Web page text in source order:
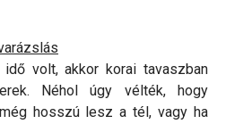
volt, akkor korai tavaszban
Néhol úgy vélték, hogy
hosszú lesz a tél, vagy ha